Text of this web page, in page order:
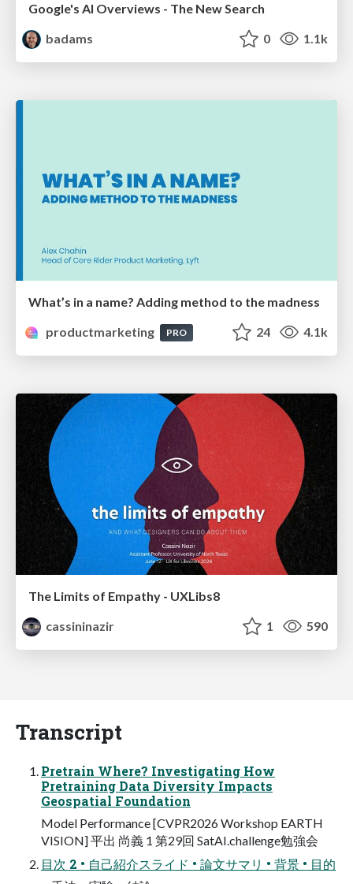
Google's AI Overviews - The New Search
badams
0 1.1k
What’s in a name? Adding method to the madness
productmarketing
PRO 24 4.1k
The Limits of Empathy - UXLibs8
cassininazir
1 590
Transcript
Pretrain Where? Investigating How
Pretraining Data Diversity Impacts
Geospatial Foundation
Model Performance [CVPR2026 Workshop EARTH
VISION] 平出 尚義 1 第29回 SatAI.challenge勉強会
目次 2 • 自己紹介スライド • 論文サマリ • 背景 • 目的